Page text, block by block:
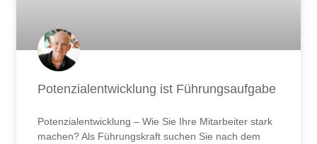
Potenzialentwicklung ist Führungsaufgabe
Potenzialentwicklung – Wie Sie Ihre Mitarbeiter stark
machen? Als Führungskraft suchen Sie nach dem